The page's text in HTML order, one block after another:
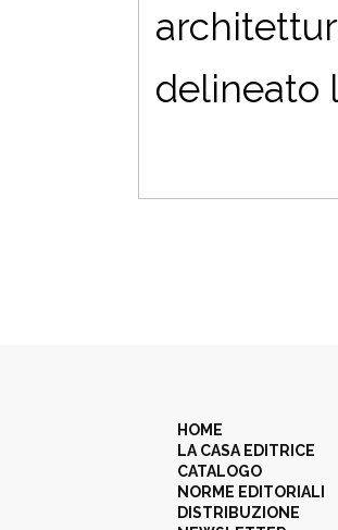
delineato
HOME
LA CASA EDITRICE
CATALOGO
NORME EDITORIALI
DISTRIBUZIONE